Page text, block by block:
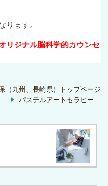
ります。
リジナル脳科学的カウンセ
（九州、長崎県）トップページ
パステルアートセラピー